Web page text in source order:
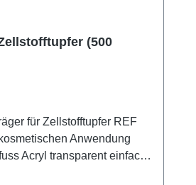
(500
für Zellstofftupfer REF
Acryl transparent einfach